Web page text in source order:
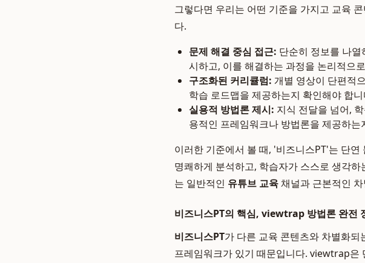
그렇다면 우리는 어떤 기준을 가지고 교육
다.
문제 해결 중심 접근: 단순히 정보를 나
시하고, 이를 해결하는 과정을 논리적으
구조화된 커리큘럼: 개별 영상이 단편적
학습 로드맵을 제공하는지 확인해야 합니
실용적 방법론 제시: 지식 전달을 넘어,
용적인 프레임워크나 방법론을 제공하는
이러한 기준에서 볼 때, '비즈니스PT'는 단연
명쾌하게 분석하고, 학습자가 스스로 생각
는 일반적인 유튜브 교육채널과 근본적인
비즈니스PT의 핵심, viewtrap 방법론 완전
비즈니스PT가 다른 교육 콘텐츠와 차별화
프레임워크가 있기 때문입니다. viewtrap은